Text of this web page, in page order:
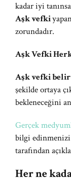
kadar iyi
Aşk vefki
zorundadır.
Aşk Vefki
Aşk vefki
şekilde ortaya
bekleneceğini
Gerçek
bilgi edinmenizi
tarafından
Her ne